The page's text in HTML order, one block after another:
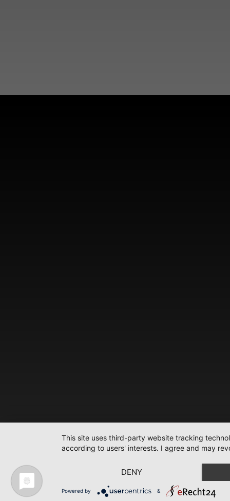
This site uses third-party website tracking
according to users' interests. I agree and may
DENY
Powered by &